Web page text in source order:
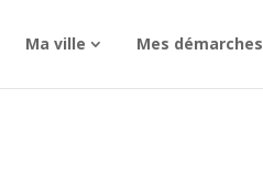
Ma ville Mes démarches